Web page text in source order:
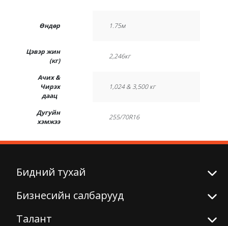
Өндөр 1.75м
Цэвэр жин
(кг)
2,246кг
Ачих &
Чирэх
даац
1,024 & 3,500 кг
Дугуйн
хэмжээ
255/70R16
Бидний тухай
Бизнесийн салбарууд
Талант